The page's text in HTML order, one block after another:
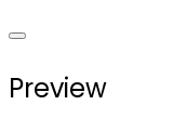
Preview